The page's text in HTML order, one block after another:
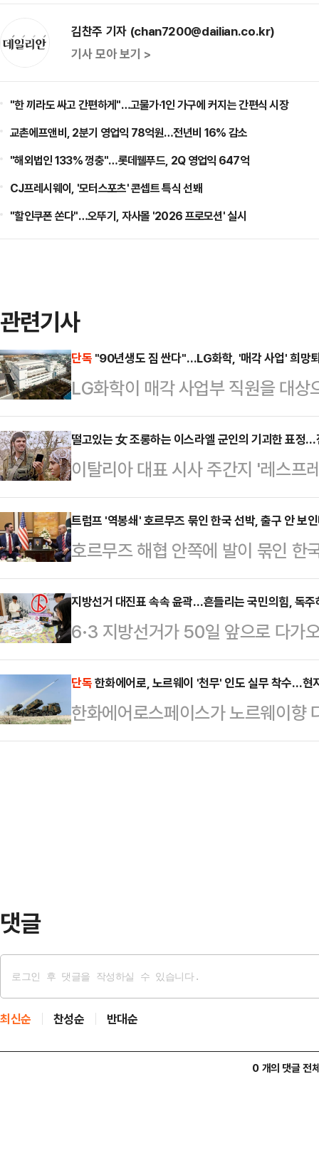
김찬주 기자 (chan7200@dailian.co.kr)
기사 모아 보기 >
"한 끼라도 싸고 간편하게"…고물가·1인 가구에 커지는 간편식 시장
교촌에프앤비, 2분기 영업익 78억원…전년비 16% 감소
"해외법인 133% 껑충"…롯데웰푸드, 2Q 영업익 647억
CJ프레시웨이, '모터스포츠' 콘셉트 특식 선봬
"할인쿠폰 쏜다"…오뚜기, 자사몰 '2026 프로모션' 실시
관련기사
단독 "90년생도 짐 싼다"…LG화학, '매각 사업' 희망
LG화학이 매각 사업부 직원을 대
필름 사업 매각 이후 한 차례 인력
을 상대로 희망퇴직 창구를 열면서
다.15일 업계에 따르면 LG화학은
소재 사업부 내 직원을 대상으로 희
대상자에는 1990년대생인 30대도
차등 지급되며, 90년대생 실무진
이번 조치는 …
떨고있는 女 조롱하는 이스라엘 군인의 기괴한 표정
이탈리아 대표 시사 주간지 '레스
이 국제사회에 큰 충격을 주고 있다
박했으나 실제로 촬영된 사실이 확
(현지시간) 레스프레소는 '학대
지에는 요르단강 서안지구에서 이
핸드폰을 든 채 조롱하듯 웃고 있는
색이 역력하다.표지 하단에는 "서
군인들…
트럼프 '역봉쇄' 호르무즈 묶인 한국 선박, 출구 안 보
호르무즈 해협 안쪽에 발이 묶인
하고 있다. 이란의 통행 통제와 통
쟁 물자 보급로 차단 조치가 맞물리
명해졌다. 정부의 외교 부담도 한
처는 관련 동향을 주시하며 대응책
이끌 해법은 내놓지 못하고 있다.
말부터 지속되고 있다.통항 재개가
면서…
지방선거 대진표 속속 윤곽…흔들리는 국민의힘, 독주
6·3 지방선거가 50일 앞으로 다가
드러내고 있다. 이재명 대통령과 더
는 가운데, 국민의힘은 내부 갈등과
모습이다.정치권에선 이번 선거에
고 있다. 특히 민주당이 대구·경북
단독한화에어로, 노르웨이 '천무' 인도 실무 착수…현
한화에어로스페이스가 노르웨이향
현지 실무 협의에 본격 착수했다.
댓글
최신순 찬성순 반대순
0 개의 댓글 전